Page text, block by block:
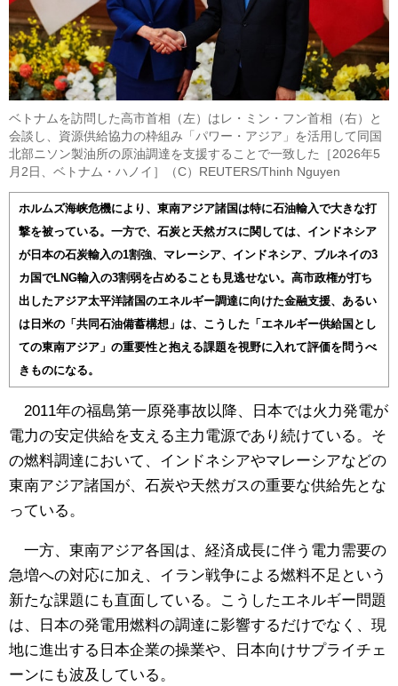
ベトナムを訪問した高市首相（左）はレ・ミン・フン首相（右）と
会談し、資源供給協力の枠組み「パワー・アジア」を活用して同国
北部ニソン製油所の原油調達を支援することで一致した［2026年5
月2日、ベトナム・ハノイ］（C）REUTERS/Thinh Nguyen
ホルムズ海峡危機により、東南アジア諸国は特に石油輸入で大きな打
撃を被っている。一方で、石炭と天然ガスに関しては、インドネシア
が日本の石炭輸入の1割強、マレーシア、インドネシア、ブルネイの3
カ国でLNG輸入の3割弱を占めることも見逃せない。高市政権が打ち
出したアジア太平洋諸国のエネルギー調達に向けた金融支援、あるい
は日米の「共同石油備蓄構想」は、こうした「エネルギー供給国とし
ての東南アジア」の重要性と抱える課題を視野に入れて評価を問うべ
きものになる。
2011年の福島第一原発事故以降、日本では火力発電が
電力の安定供給を支える主力電源であり続けている。そ
の燃料調達において、インドネシアやマレーシアなどの
東南アジア諸国が、石炭や天然ガスの重要な供給先とな
っている。
一方、東南アジア各国は、経済成長に伴う電力需要の
急増への対応に加え、イラン戦争による燃料不足という
新たな課題にも直面している。こうしたエネルギー問題
は、日本の発電用燃料の調達に影響するだけでなく、現
地に進出する日本企業の操業や、日本向けサプライチェ
ーンにも波及している。